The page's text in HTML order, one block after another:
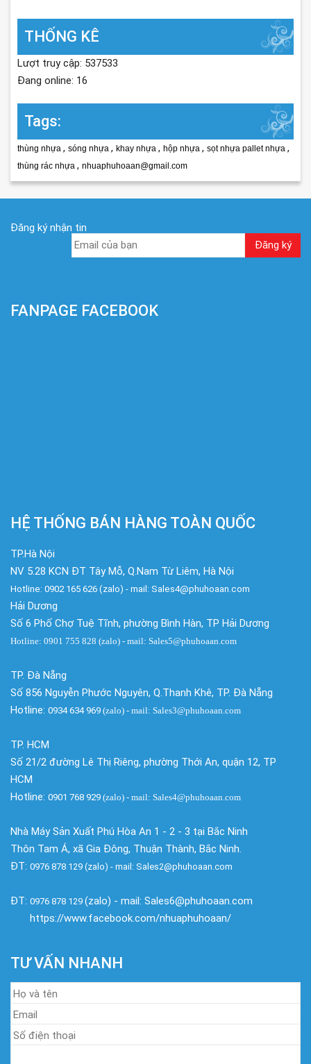
THỐNG KÊ
Lượt truy cập: 537533
Đang online: 16
Tags:
thùng nhựa , sóng nhựa , khay nhựa , hộp nhựa , sọt nhựa pallet nhựa ,
thùng rác nhựa , nhuaphuhoaan@gmail.com
Đăng ký nhận tin
FANPAGE FACEBOOK
HỆ THỐNG BÁN HÀNG TOÀN QUỐC
TP.Hà Nội
NV 5.28 KCN ĐT Tây Mỗ, Q.Nam Từ Liêm, Hà Nội
Hotline: 0902 165 626 (zalo) - mail: Sales4@phuhoaan.com
Hải Dương
Số 6 Phố Chợ Tuệ Tĩnh, phường Bình Hàn, TP Hải Dương
Hotline: 0901 755 828 (zalo) - mail: Sales5@phuhoaan.com
TP. Đà Nẵng
Số 856 Nguyễn Phước Nguyên, Q.Thanh Khê, TP. Đà Nẵng
Hotline: 0934 634 969 (zalo) - mail: Sales3@phuhoaan.com
TP. HCM
Số 21/2 đường Lê Thị Riêng, phường Thới An, quận 12, TP
HCM
Hotline: 0901 768 929 (zalo) - mail: Sales4@phuhoaan.com
Nhà Máy Sản Xuất Phú Hòa An 1 - 2 - 3 tại Bắc Ninh
Thôn Tam Á, xã Gia Đông, Thuận Thành, Bắc Ninh.
ĐT: 0976 878 129 (zalo) - mail: Sales2@phuhoaan.com
ĐT: 0976 878 129 (zalo) - mail: Sales6@phuhoaan.com
https://www.facebook.com/nhuaphuhoaan/
TƯ VẤN NHANH